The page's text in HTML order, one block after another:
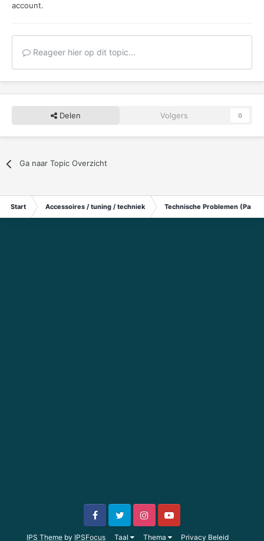
account.
Reageer hier op dit topic...
Delen Volgers 0
Ga naar Topic Overzicht
Start Accessoires / tuning / techniek Technische Problemen
IPS Theme by IPSFocus Taal Thema Privacy Beleid